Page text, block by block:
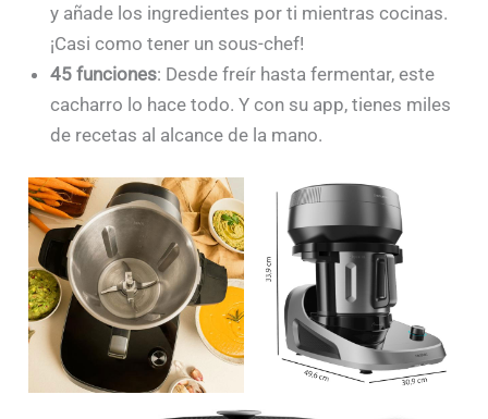
y añade los ingredientes por ti mientras cocinas.
¡Casi como tener un sous-chef!
45 funciones: Desde freír hasta fermentar, este
cacharro lo hace todo. Y con su app, tienes miles
de recetas al alcance de la mano.